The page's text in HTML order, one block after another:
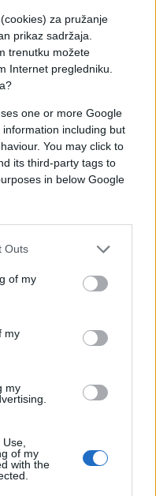
za pružanje
prikaz sadržaja.
trenutku možete
Internet pregledniku.
one or more Google
including but
You may click to
its third-party tags to
in below Google
Outs
of my
my
my
of my
with the
otkrivaju:
ste i logični, dobar
vam je loša.
slušate ono što
- osjećajni ste i